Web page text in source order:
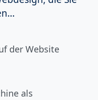
der Website
als